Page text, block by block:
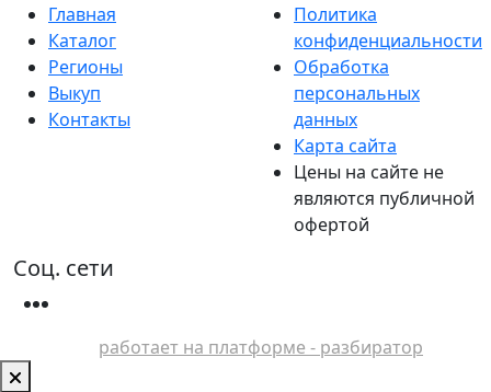
Главная
Каталог
Регионы
Выкуп
Контакты
Политика
конфиденциальности
Обработка
персональных
данных
Карта сайта
Цены на сайте не
являются публичной
офертой
Соц. сети
работает на платформе - разбиратор